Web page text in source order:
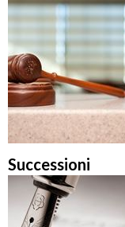
Successioni